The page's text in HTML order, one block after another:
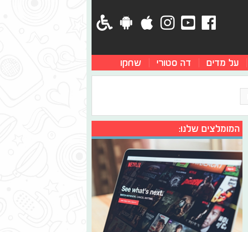
על מדים דה סטורי שחקו
המומלצים שלנו: